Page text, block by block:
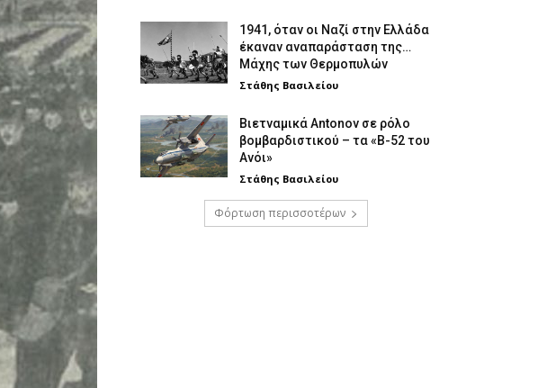
1941, όταν οι Ναζί στην Ελλάδα
έκαναν αναπαράσταση της…
Μάχης των Θερμοπυλών
Στάθης Βασιλείου
Βιετναμικά Antonov σε ρόλο
βομβαρδιστικού – τα «Β-52 του
Ανόι»
Στάθης Βασιλείου
Φόρτωση περισσοτέρων